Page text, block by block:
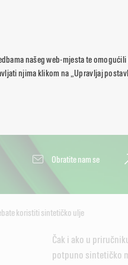
našeg web-mjesta te omogućili
njima klikom na „Upravljaj
Obratite nam se
koristiti sintetičko ulje
Čak i ako u
potpuno sintetičko